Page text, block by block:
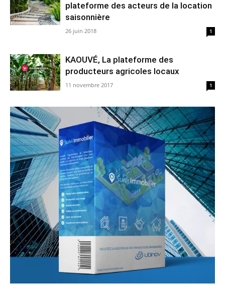
plateforme des acteurs de la location
saisonnière
26 juin 2018 1
KAOUVÉ, La plateforme des
producteurs agricoles locaux
11 novembre 2017 1